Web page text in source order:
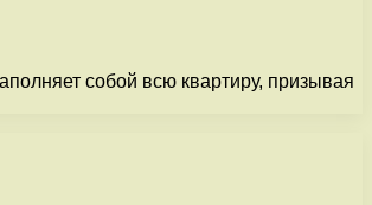
собой всю квартиру, призывая